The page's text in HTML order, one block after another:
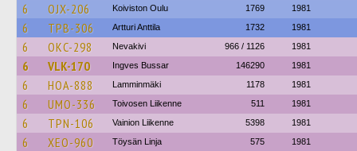
6 OJX-206 Koiviston Oulu 1769 1981
6 TPB-306 Artturi Anttila 1732 1981
6 OKC-298 Nevakivi 966 / 1126 1981
6 VLK-170 Ingves Bussar 146290 1981
6 HOA-888 Lamminmäki 1178 1981
6 UMO-336 Toivosen Liikenne 511 1981
6 TPN-106 Vainion Liikenne 5398 1981
6 XEO-960 Töysän Linja 575 1981